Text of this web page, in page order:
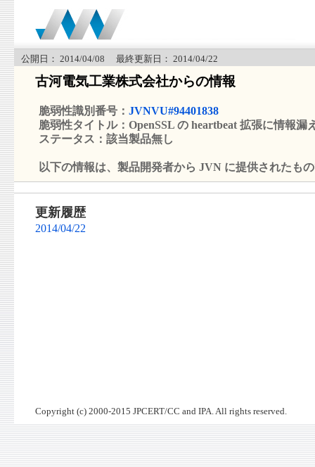
公開日： 2014/04/08 最終更新日： 2014/04/22
古河電気工業株式会社からの情報
脆弱性識別番号： JVNVU#94401838
脆弱性タイトル：OpenSSL の heartbeat 拡張に情報漏
ステータス：該当製品無し
以下の情報は、製品開発者から JVN に提供されたも
更新履歴
2014/04/22
Copyright (c) 2000-2015 JPCERT/CC and IPA. All rights reserved.